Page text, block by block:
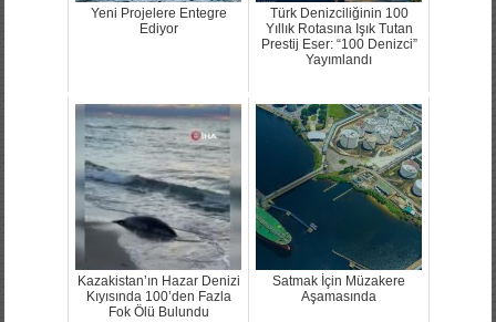
Yeni Projelere Entegre
Ediyor
Türk Denizciliğinin 100
Yıllık Rotasına Işık Tutan
Prestij Eser: “100 Denizci”
Yayımlandı
Kazakistan’ın Hazar Denizi
Kıyısında 100’den Fazla
Fok Ölü Bulundu
Satmak İçin Müzakere
Aşamasında